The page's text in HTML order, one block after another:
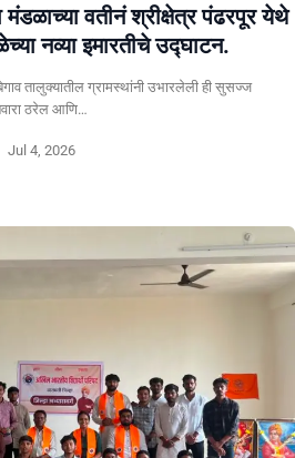
वतीनं श्रीक्षेत्र पंढरपूर येथे
नव्या इमारतीचे उद्घाटन.
तालुक्यातील ग्रामस्थांनी उभारलेली ही सुसज्ज
ठरेल आणि…
Jul 4, 2026